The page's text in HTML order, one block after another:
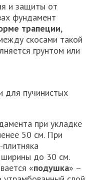
и защиты от
фундамент
трапеции,
скосами такой
грунтом или
для пучинистых
при укладке
50 см. При
плитняка
ширины до 30 см.
«подушка» –